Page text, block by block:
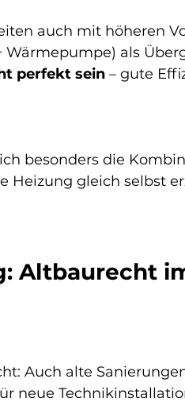
auch mit höheren
Wärmepumpe) als
perfekt sein – gute
besonders die
Heizung gleich selbst
Altbaurecht
Auch alte
neue